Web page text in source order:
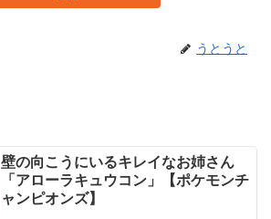
うとうと
壁の向こうにいるキレイなお姉さん
「アローラキュウコン」【ポケモンチ
ャンピオンズ】